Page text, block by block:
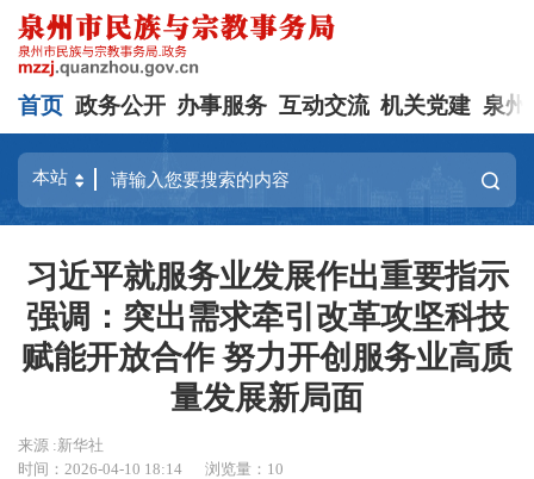
首页 政务公开 办事服务 互动交流 机关党建 泉州
习近平就服务业发展作出重要指示
强调：突出需求牵引改革攻坚科技
赋能开放合作 努力开创服务业高质
量发展新局面
来源 :新华社
时间：2026-04-10 18:14
浏览量： 10